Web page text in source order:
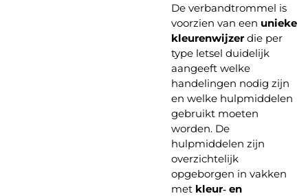
De verbandtrommel is
voorzien van een unieke
kleurenwijzerdie per
type letsel duidelijk
aangeeft welke
handelingen nodig zijn
en welke hulpmiddelen
gebruikt moeten
worden. De
hulpmiddelen zijn
overzichtelijk
opgeborgen in vakken
met kleur‑ en